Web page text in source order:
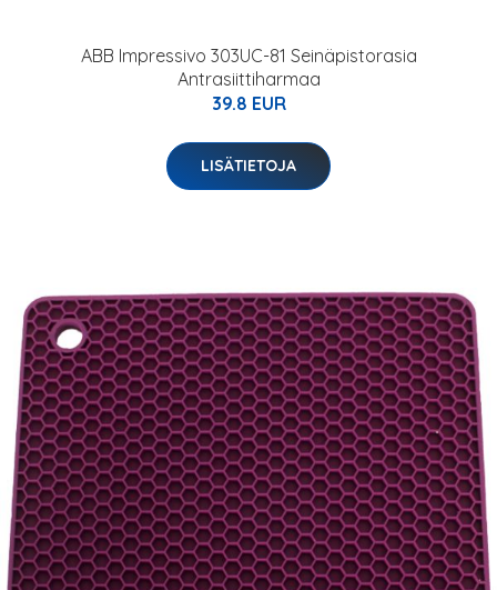
ABB Impressivo 303UC-81 Seinäpistorasia
Antrasiittiharmaa
39.8 EUR
LISÄTIETOJA